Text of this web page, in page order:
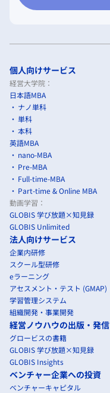
個人向けサービス
経営大学院：
日本語MBA
ナノ単科
単科
本科
英語MBA
nano-MBA
Pre-MBA
Full-time-MBA
Part-time & Online MBA
動画学習：
GLOBIS 学び放題×知見録
GLOBIS Unlimited
法人向けサービス
企業内研修
スクール型研修
eラーニング
アセスメント・テスト (GMAP)
学習管理システム
組織開発・事業開発
経営ノウハウの出版・発信
グロービスの書籍
GLOBIS 学び放題×知見録
GLOBIS Insights
ベンチャー企業への投資
ベンチャーキャピタル